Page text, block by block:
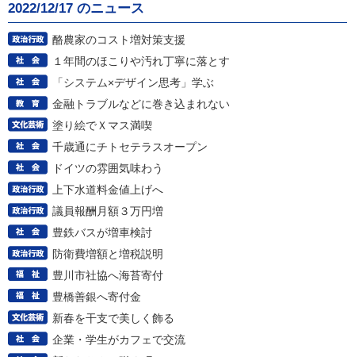
2022/12/17 のニュース
酪農家のコスト増対策支援
１年間のほこりや汚れ丁寧に落とす
「システム×デザイン思考」学ぶ
金融トラブルなどに巻き込まれない
塗り絵でＸマス満喫
千歳通にチトセテラスオープン
ドイツの雰囲気味わう
上下水道料金値上げへ
議員報酬月額３万円増
豊鉄バスが増車検討
防衛費増額と増税説明
豊川市社協へ海苔寄付
豊橋善銀へ寄付金
新春を干支で美しく飾る
企業・学生がカフェで交流